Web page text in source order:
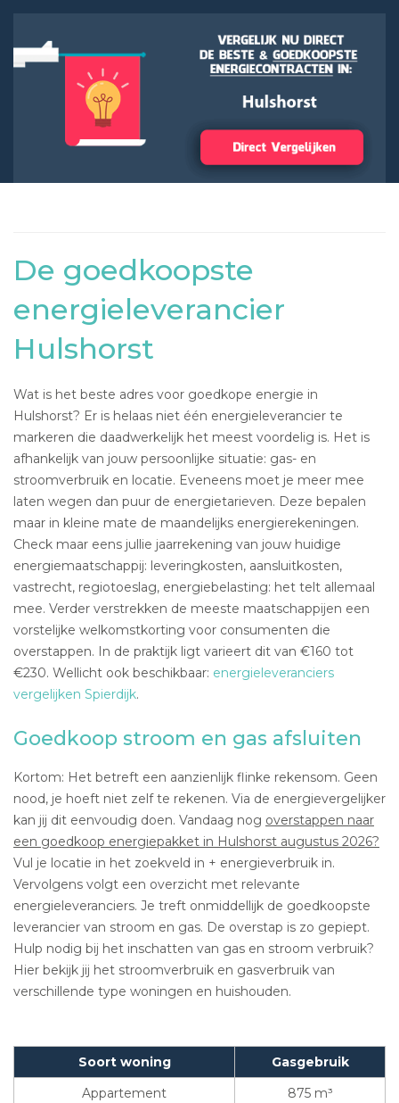
De goedkoopste
energieleverancier
Hulshorst
Wat is het beste adres voor goedkope energie in
Hulshorst? Er is helaas niet één energieleverancier te
markeren die daadwerkelijk het meest voordelig is. Het is
afhankelijk van jouw persoonlijke situatie: gas- en
stroomverbruik en locatie. Eveneens moet je meer mee
laten wegen dan puur de energietarieven. Deze bepalen
maar in kleine mate de maandelijks energierekeningen.
Check maar eens jullie jaarrekening van jouw huidige
energiemaatschappij: leveringkosten, aansluitkosten,
vastrecht, regiotoeslag, energiebelasting: het telt allemaal
mee. Verder verstrekken de meeste maatschappijen een
vorstelijke welkomstkorting voor consumenten die
overstappen. In de praktijk ligt varieert dit van €160 tot
€230. Wellicht ook beschikbaar: energieleveranciers
vergelijken Spierdijk.
Goedkoop stroom en gas afsluiten
Kortom: Het betreft een aanzienlijk flinke rekensom. Geen
nood, je hoeft niet zelf te rekenen. Via de energievergelijker
kan jij dit eenvoudig doen. Vandaag nog overstappen naar
een goedkoop energiepakket in Hulshorst augustus 2026?
Vul je locatie in het zoekveld in + energieverbruik in.
Vervolgens volgt een overzicht met relevante
energieleveranciers. Je treft onmiddellijk de goedkoopste
leverancier van stroom en gas. De overstap is zo gepiept.
Hulp nodig bij het inschatten van gas en stroom verbruik?
Hier bekijk jij het stroomverbruik en gasverbruik van
verschillende type woningen en huishouden.
Soort woning
Gasgebruik
Appartement
875 m³